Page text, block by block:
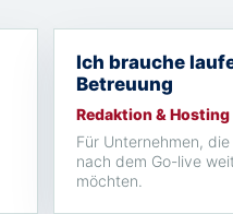
Ich brauche
Betreuung
Redaktion & Hosting
Für Unternehmen,
nach dem Go-live
möchten.